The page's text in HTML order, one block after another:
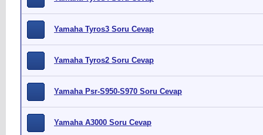
Yamaha Tyros3 Soru Cevap
Yamaha Tyros2 Soru Cevap
Yamaha Psr-S950-S970 Soru Cevap
Yamaha A3000 Soru Cevap